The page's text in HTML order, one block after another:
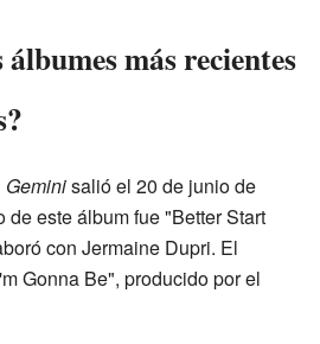
álbumes más recientes
Geminisalió el 20 de junio de
este álbum fue "Better Start
con Jermaine Dupri. El
Gonna Be", producido por el